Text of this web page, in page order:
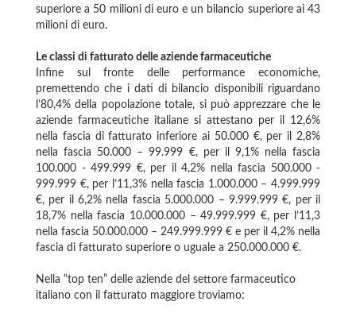
superiore a 50 milioni di euro e un bilancio superiore ai 43
milioni di euro.
Le classi di fatturato delle aziende farmaceutiche
Infine sul fronte delle performance economiche,
premettendo che i dati di bilancio disponibili riguardano
l’80,4% della popolazione totale, si può apprezzare che le
aziende farmaceutiche italiane si attestano per il 12,6%
nella fascia di fatturato inferiore ai 50.000 €, per il 2,8%
nella fascia 50.000 – 99.999 €, per il 9,1% nella fascia
100.000 - 499.999 €, per il 4,2% nella fascia 500.000 -
999.999 €, per l’11,3% nella fascia 1.000.000 – 4.999.999
€, per il 6,2% nella fascia 5.000.000 – 9.999.999 €, per il
18,7% nella fascia 10.000.000 – 49.999.999 €, per l’11,3
nella fascia 50.000.000 – 249.999.999 € e per il 4,2% nella
fascia di fatturato superiore o uguale a 250.000.000 €.
Nella “top ten” delle aziende del settore farmaceutico
italiano con il fatturato maggiore troviamo: